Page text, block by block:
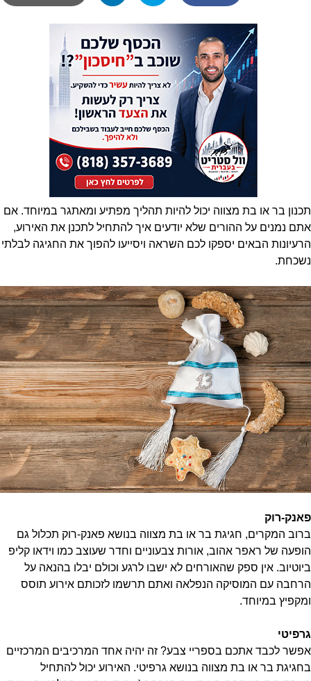
תכנון בר או בת מצווה יכול להיות תהליך מפתיע ומאתגר במיוחד. אם
אתם נמנים על ההורים שלא יודעים איך להתחיל לתכנן את האירוע,
הרעיונות הבאים יספקו לכם השראה ויסייעו להפוך את החגיגה לבלתי
נשכחת.
פאנק-רוק
ברוב המקרים, חגיגת בר או בת מצווה בנושא פאנק-רוק תכלול גם
הופעה של ראפר אהוב, אורות צבעוניים וחדר שעוצב כמו וידאו קליפ
ביוטיוב. אין ספק שהאורחים לא ישבו לרגע וכולם יבלו בהנאה על
הרחבה עם המוסיקה הנפלאה ואתם תרשמו לזכותם אירוע תוסס
ומקפיץ במיוחד.
גרפיטי
אפשר לכבד אתכם בספריי צבע? זה יהיה אחד המרכיבים המרכזיים
בחגיגת בר או בת מצווה בנושא גרפיטי. האירוע יכול להתחיל